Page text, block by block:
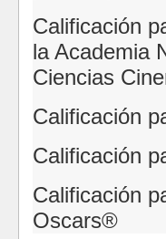
Calificación
la Academia
Ciencias
Calificación
Calificación
Calificación
Oscars®